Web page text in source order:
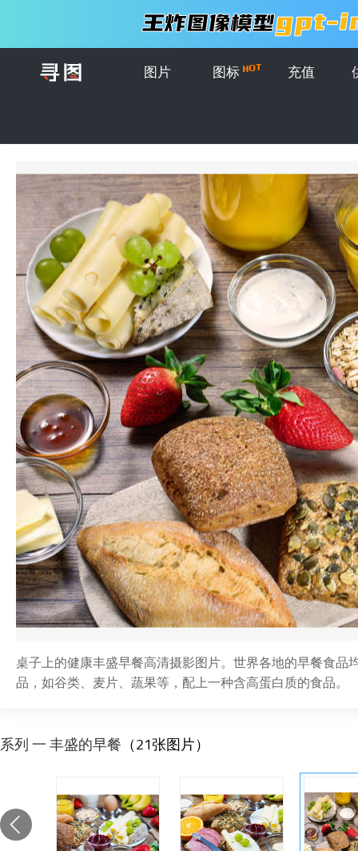
图片 图标 充值
桌子上的健康丰盛早餐高清摄影图片。世界各地的早餐食
品，如谷类、麦片、蔬果等，配上一种含高蛋白质的食品。
系列 一 丰盛的早餐 （21张图片）